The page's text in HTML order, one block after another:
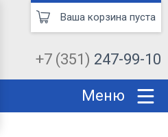
+7 (351) 247-99-10
Ваша корзина пуста
Меню